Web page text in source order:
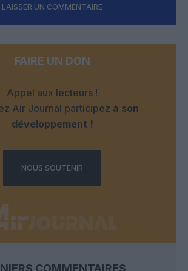
LAISSER UN COMMENTAIRE
FAIRE UN DON
Appel aux lecteurs !
Air Journal participez à son
développement !
NOUS SOUTENIR
COMMENTAIRES